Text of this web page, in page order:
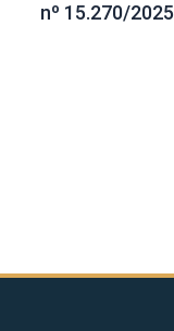
nº 15.270/2025